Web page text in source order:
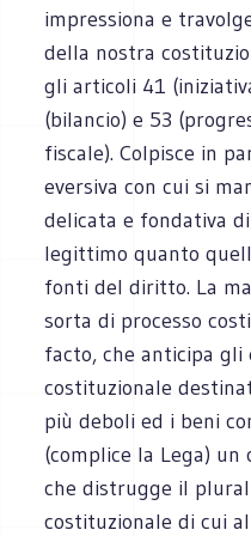
impressiona e
della nostra
gli articoli 41
(bilancio) e 53
fiscale). Colpisce in
eversiva con cui si
delicata e fondativa
legittimo quanto
fonti del diritto. La
sorta di processo
facto, che anticipa
costituzionale
più deboli ed i beni
(complice la Lega)
che distrugge il
costituzionale di cui